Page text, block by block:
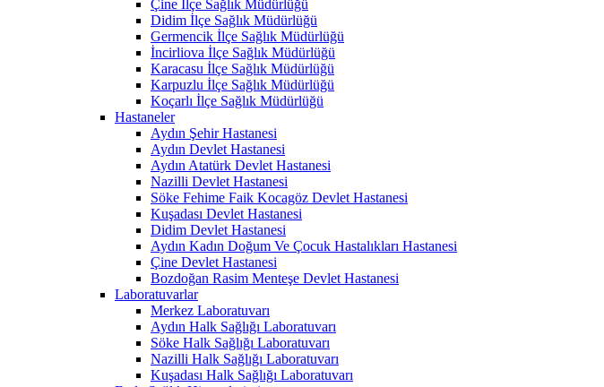
Çine İlçe Sağlık Müdürlüğü
Didim İlçe Sağlık Müdürlüğü
Germencik İlçe Sağlık Müdürlüğü
İncirliova İlçe Sağlık Müdürlüğü
Karacasu İlçe Sağlık Müdürlüğü
Karpuzlu İlçe Sağlık Müdürlüğü
Koçarlı İlçe Sağlık Müdürlüğü
Hastaneler
Aydın Şehir Hastanesi
Aydın Devlet Hastanesi
Aydın Atatürk Devlet Hastanesi
Nazilli Devlet Hastanesi
Söke Fehime Faik Kocagöz Devlet Hastanesi
Kuşadası Devlet Hastanesi
Didim Devlet Hastanesi
Aydın Kadın Doğum Ve Çocuk Hastalıkları Hastanesi
Çine Devlet Hastanesi
Bozdoğan Rasim Menteşe Devlet Hastanesi
Laboratuvarlar
Merkez Laboratuvarı
Aydın Halk Sağlığı Laboratuvarı
Söke Halk Sağlığı Laboratuvarı
Nazilli Halk Sağlığı Laboratuvarı
Kuşadası Halk Sağlığı Laboratuvarı